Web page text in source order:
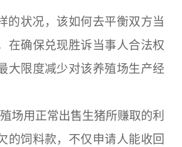
状况，该如何去平衡双方当
在确保兑现胜诉当事人合法权
大限度减少对该养殖场生产经
用正常出售生猪所赚取的利
的饲料款，不仅申请人能收回